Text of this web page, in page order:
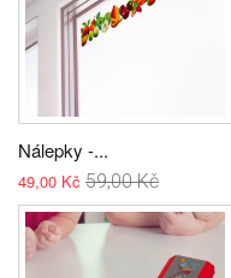
Nálepky -...
49,00 Kč 59,00 Kč